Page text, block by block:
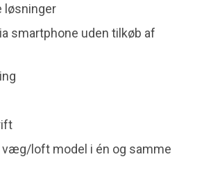
løsninger
smartphone uden tilkøb af
loft model i én og samme